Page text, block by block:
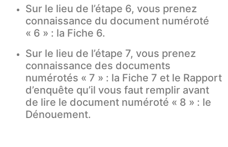
Sur le lieu de l’étape 6, vous prenez
connaissance du document numéroté
« 6 » : la Fiche 6.
Sur le lieu de l’étape 7, vous prenez
connaissance des documents
numérotés « 7 » : la Fiche 7 et le Rapport
d’enquête qu’il vous faut remplir avant
de lire le document numéroté « 8 » : le
Dénouement.